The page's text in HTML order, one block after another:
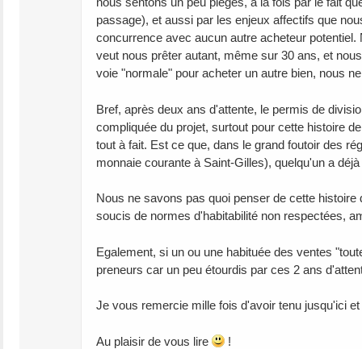
passage), et aussi par les enjeux affectifs que
concurrence avec aucun autre acheteur
veut nous prêter autant, même sur 30 ans, et
voie "normale" pour acheter un autre bien, nous
Bref, après deux ans d'attente, le permis de
compliquée du projet, surtout pour cette histoire
tout à fait. Est ce que, dans le grand foutoir des
monnaie courante à Saint-Gilles), quelqu'un a
Nous ne savons pas quoi penser de cette
soucis de normes d'habitabilité non respectées,
Egalement, si un ou une habituée des ventes
preneurs car un peu étourdis par ces 2 ans
Je vous remercie mille fois d'avoir tenu jusqu'ici
Au plaisir de vous lire !